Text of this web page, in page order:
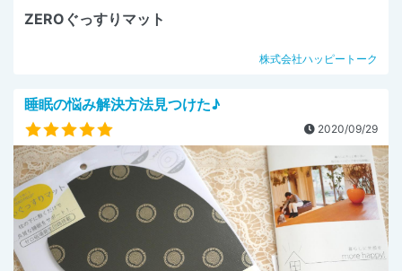
ZEROぐっすりマット
株式会社ハッピートーク
睡眠の悩み解決方法見つけた♪
2020/09/29